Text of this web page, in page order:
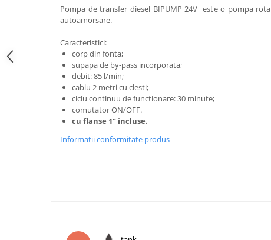
Pompa de transfer diesel BIPUMP 24V este o pompa
autoamorsare.
Caracteristici:
corp din fonta;
supapa de by-pass incorporata;
debit: 85 l/min;
cablu 2 metri cu clesti;
ciclu continuu de functionare: 30 minute;
comutator ON/OFF.
cu flanse 1” incluse.
Informatii conformitate produs